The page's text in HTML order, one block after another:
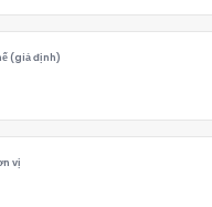
(giả định)
vị